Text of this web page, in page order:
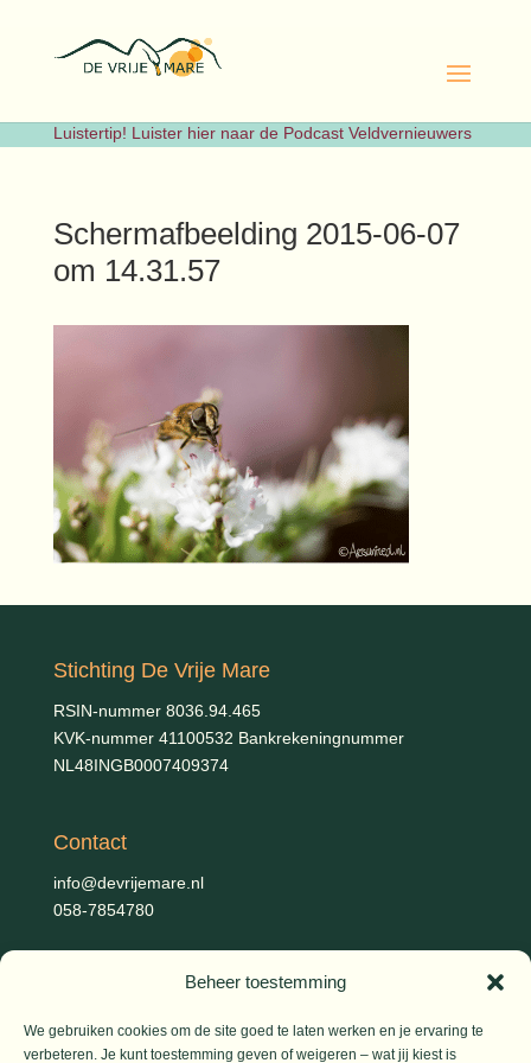
Beheer toestemming
We gebruiken cookies om de site goed te laten werken en je ervaring te
verbeteren. Je kunt toestemming geven of weigeren – wat jij kiest is
Luistertip! Luister hier naar de Podcast Veldvernieuwers
Schermafbeelding 2015-06-07
om 14.31.57
Stichting De Vrije Mare
RSIN-nummer 8036.94.465
KVK-nummer 41100532 Bankrekeningnummer
NL48INGB0007409374
Contact
info@devrijemare.nl
058-7854780
Gerold Febis, Johanna Koelman, Ronald de Jong,Aart
Blom (artikelen), Iris Planting (Marieke)